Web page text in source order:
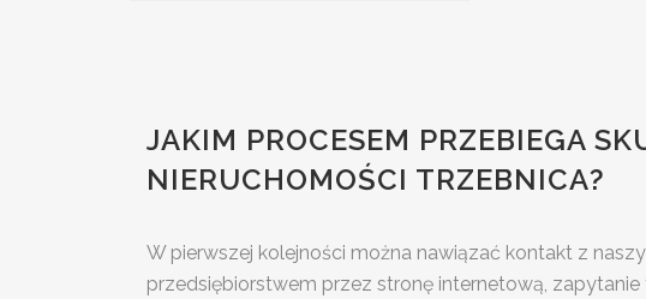
JAKIM PROCESEM PRZEBIEGA
NIERUCHOMOŚCI TRZEBNICA?
W pierwszej kolejności można nawiązać kontakt z
przedsiębiorstwem przez stronę internetową,